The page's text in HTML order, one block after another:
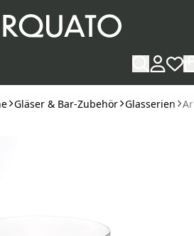
Gläser & Bar-Zubehör Glasserien